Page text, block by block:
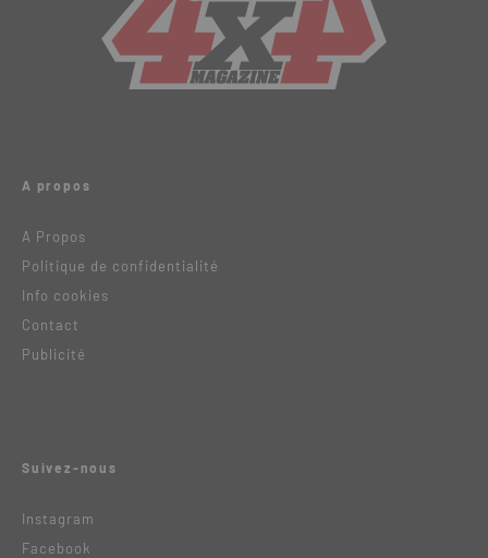
A propos
A Propos
Politique de confidentialité
Info cookies
Contact
Publicité
Suivez-nous
Instagram
Facebook